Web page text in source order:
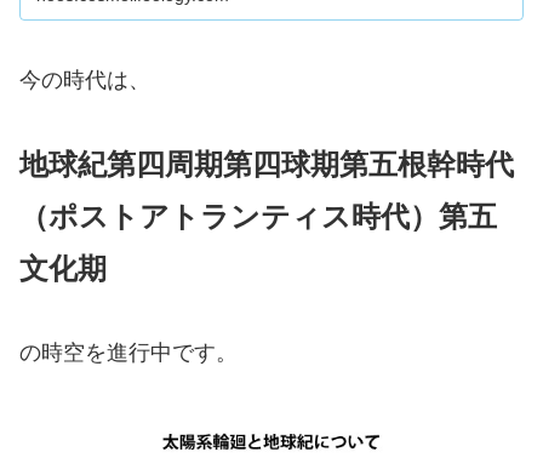
今の時代は、
地球紀第四周期第四球期第五根幹時代
（ポストアトランティス時代）第五
文化期
の時空を進行中です。